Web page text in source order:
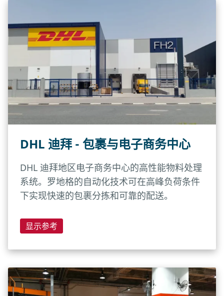
DHL 迪拜 - 包裹与电子商务中心
DHL 迪拜地区电子商务中心的高性能物料处理
系统。罗地格的自动化技术可在高峰负荷条件
下实现快速的包裹分拣和可靠的配送。
显示参考